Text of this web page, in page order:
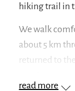
hiking trail in
We walk
about 5 km
returned to
read more